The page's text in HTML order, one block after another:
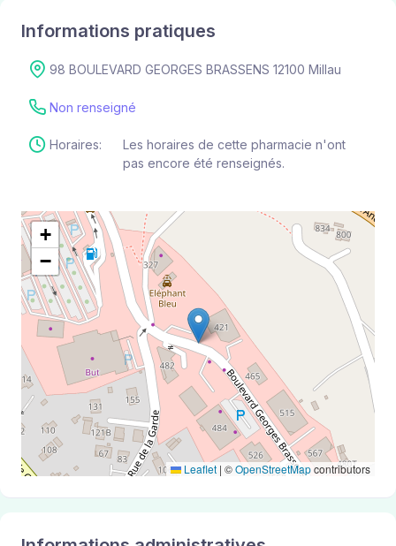
Informations pratiques
98 BOULEVARD GEORGES BRASSENS 12100 Millau
Non renseigné
Horaires:
Les horaires de cette pharmacie n'ont
pas encore été renseignés.
+
−
Leaflet | ©OpenStreetMapcontributors